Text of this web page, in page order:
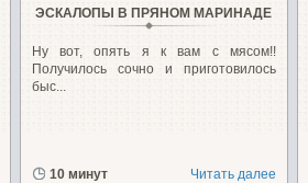
ЭСКАЛОПЫ В ПРЯНОМ МАРИНАДЕ
Ну вот, опять я к вам с мясом!!
Получилось сочно и приготовилось
быс...
10 минут Читать далее